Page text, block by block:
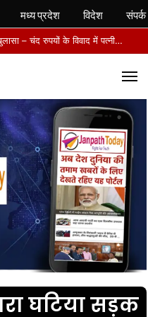
कोतवाली पुलिस ने किया हत्या कांड का खुलासा – चंद रुपयों के विवाद में पत्नी की पीट-पीटकर हत्या, पति गिरफ्तार- पोस्टमार्टम में तिल्ली फटने से मौत की पुष्टि
घटिया सड़क
मध्य प्रदेश विदेश संपर्क